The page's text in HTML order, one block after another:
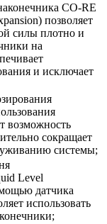
CO-RE
позволяет
силы плотно и
на
и исключает
возможность
сокращает
системы;
Level
датчика
использовать